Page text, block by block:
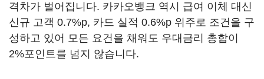
격차가 벌어집니다. 카카오뱅크 역시 급여 이체 대신
신규 고객 0.7%p, 카드 실적 0.6%p 위주로 조건을 구
성하고 있어 모든 요건을 채워도 우대금리 총합이
2%포인트를 넘지 않습니다.